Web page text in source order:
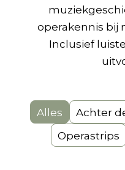
operakennis bij
Inclusief
Alles Achter
Operastrips